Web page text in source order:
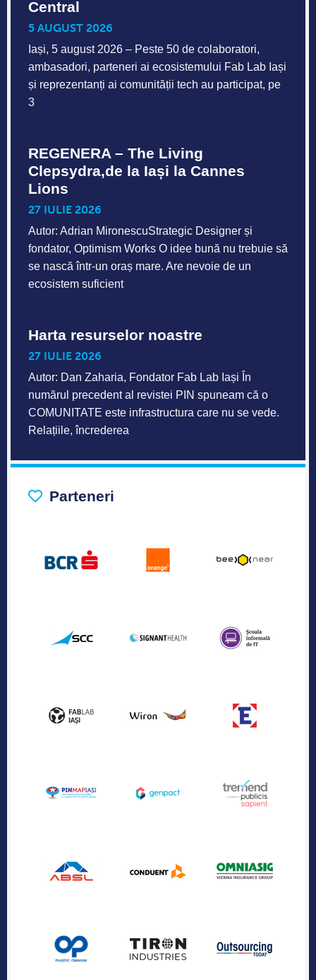
Central
5 AUGUST 2026
Iași, 5 august 2026 – Peste 50 de colaboratori,
ambasadori, parteneri ai ecosistemului Fab Lab Iași
și reprezentanți ai comunității tech au participat, pe
3
REGENERA – The Living
Clepsydra,de la Iași la Cannes
Lions
27 IULIE 2026
Autor: Adrian MironescuStrategic Designer și
fondator, Optimism Works O idee bună nu trebuie să
se nască într-un oraș mare. Are nevoie de un
ecosistem suficient
Harta resurselor noastre
27 IULIE 2026
Autor: Dan Zaharia, Fondator Fab Lab Iași În
numărul precedent al revistei PIN spuneam că o
COMUNITATE este infrastructura care nu se vede.
Relațiile, încrederea
Parteneri